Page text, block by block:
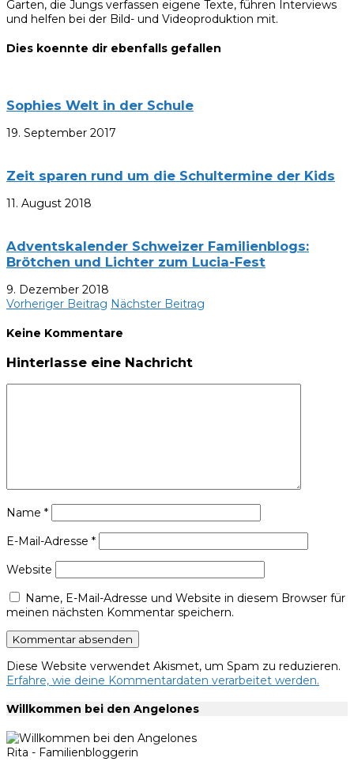
Garten, die Jungs verfassen eigene Texte, führen Interviews
und helfen bei der Bild- und Videoproduktion mit.
Dies koennte dir ebenfalls gefallen
Sophies Welt in der Schule
19. September 2017
Zeit sparen rund um die Schultermine der Kids
11. August 2018
Adventskalender Schweizer Familienblogs:
Brötchen und Lichter zum Lucia-Fest
9. Dezember 2018
Vorheriger Beitrag Nächster Beitrag
Keine Kommentare
Hinterlasse eine Nachricht
Name *
E-Mail-Adresse *
Website
Name, E-Mail-Adresse und Website in diesem Browser für
meinen nächsten Kommentar speichern.
Diese Website verwendet Akismet, um Spam zu reduzieren.
Erfahre, wie deine Kommentardaten verarbeitet werden.
Willkommen bei den Angelones
Rita - Familienbloggerin